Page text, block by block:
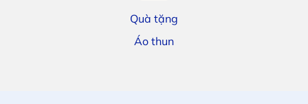
Quà tặng
Áo thun